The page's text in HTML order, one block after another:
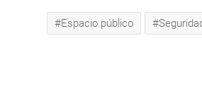
Espacio público